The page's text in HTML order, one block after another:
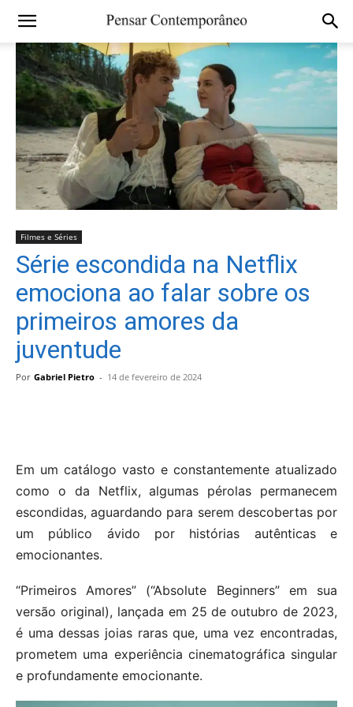
Filmes e Séries
Série escondida na Netflix
emociona ao falar sobre os
primeiros amores da
juventude
Por Gabriel Pietro - 14 de fevereiro de 2024
Em um catálogo vasto e constantemente atualizado
como o da Netflix, algumas pérolas permanecem
escondidas, aguardando para serem descobertas por
um público ávido por histórias autênticas e
emocionantes.
“Primeiros Amores” (“Absolute Beginners” em sua
versão original), lançada em 25 de outubro de 2023,
é uma dessas joias raras que, uma vez encontradas,
prometem uma experiência cinematográfica singular
e profundamente emocionante.